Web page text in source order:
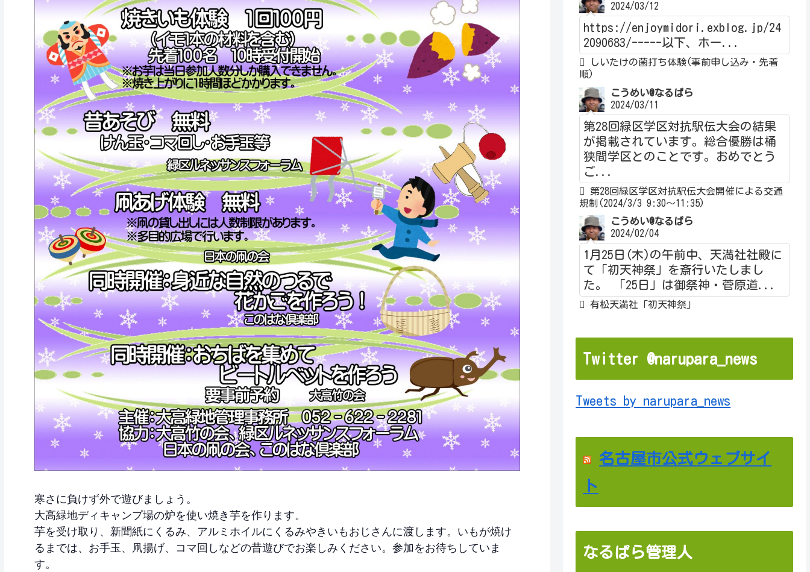
寒さに負けず外で遊びましょう。
大高緑地ディキャンプ場の炉を使い焼き芋を作ります。
芋を受け取り、新聞紙にくるみ、アルミホイルにくるみやきいもおじさんに渡します。いもが焼け
るまでは、お手玉、凧揚げ、コマ回しなどの昔遊びでお楽しみください。参加をお待ちしていま
す。
2024/03/12
https://enjoymidori.exblog.jp/24
2090683/-----以下、ホー...
しいたけの菌打ち体験(事前申し込み・先着
順)
こうめい@なるぱら
2024/03/11
第28回緑区学区対抗駅伝大会の結果
が掲載されています。総合優勝は桶
狭間学区とのことです。おめでとう
ご...
第28回緑区学区対抗駅伝大会開催による交通
規制(2024/3/3 9:30～11:35)
こうめい@なるぱら
2024/02/04
1月25日(木)の午前中、天満社社殿に
て「初天神祭」を斎行いたしまし
た。 「25日」は御祭神・菅原道...
有松天満社「初天神祭」
Twitter @narupara_news
Tweets by narupara_news
名古屋市公式ウェブサイ
ト
なるぱら管理人